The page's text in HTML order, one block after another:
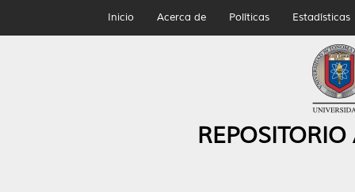
Inicio Acerca de Políticas Estadísticas